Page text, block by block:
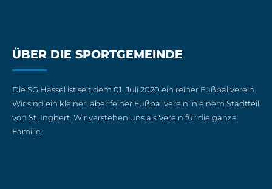
ÜBER DIE SPORTGEMEINDE
Die SG Hassel ist seit dem 01. Juli 2020 ein reiner Fußballverein.
Wir sind ein kleiner, aber feiner Fußballverein in einem Stadtteil
von St. Ingbert. Wir verstehen uns als Verein für die ganze
Familie.